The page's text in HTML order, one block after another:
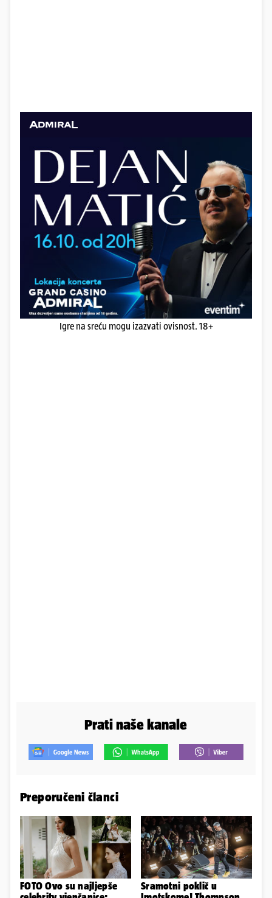
Igre na sreću mogu izazvati ovisnost. 18+
Prati naše kanale
Preporučeni članci
FOTO Ovo su najljepše
Sramotni poklič u